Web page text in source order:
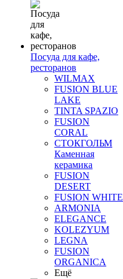
Посуда для кафе,
ресторанов
WILMAX
FUSION BLUE
LAKE
TINTA SPAZIO
FUSION
CORAL
СТОКГОЛЬМ
Каменная
керамика
FUSION
DESERT
FUSION WHITE
ARMONIA
ELEGANCE
KOLEZYUM
LEGNA
FUSION
ORGANICA
Ещё